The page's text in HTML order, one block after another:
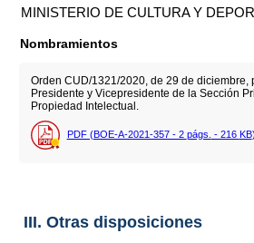
MINISTERIO DE CULTURA Y
Nombramientos
Orden CUD/1321/2020, de 29 de diciembre,
Presidente y Vicepresidente de la Sección
Propiedad Intelectual.
PDF (BOE-A-2021-357 - 2 págs. - 216 KB)
III. Otras disposiciones